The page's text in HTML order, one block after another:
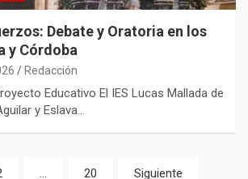
Debate y Oratoria en los
y Córdoba
Redacción
Educativo El IES Lucas Mallada de
y Eslava…
… 20 Siguiente